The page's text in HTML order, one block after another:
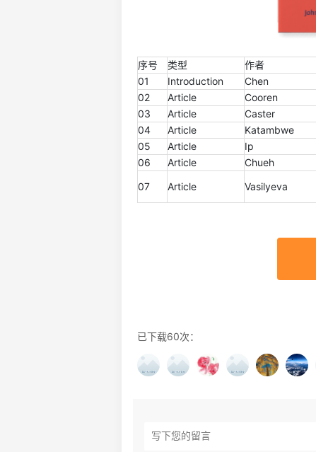
序号 类型 作者
01
Introduction Chen
02
Article Cooren
03
Article Caster
04
Article Katambwe
05
Article Ip
06
Article Chueh
07
Article Vasilyeva
已下载60次：
美国 Glottal 言语发音空气动力学系统/
气流气压仪 MS110